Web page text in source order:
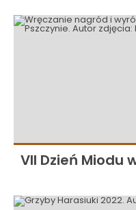
VII Dzień Miodu